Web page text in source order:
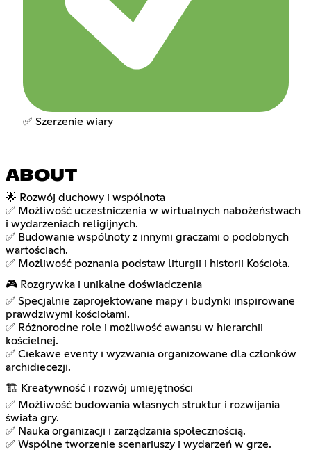
✅ Szerzenie wiary
ABOUT
🌟 Rozwój duchowy i wspólnota
✅ Możliwość uczestniczenia w wirtualnych nabożeństwach
i wydarzeniach religijnych.
✅ Budowanie wspólnoty z innymi graczami o podobnych
wartościach.
✅ Możliwość poznania podstaw liturgii i historii Kościoła.
🎮 Rozgrywka i unikalne doświadczenia
✅ Specjalnie zaprojektowane mapy i budynki inspirowane
prawdziwymi kościołami.
✅ Różnorodne role i możliwość awansu w hierarchii
kościelnej.
✅ Ciekawe eventy i wyzwania organizowane dla członków
archidiecezji.
🏗 Kreatywność i rozwój umiejętności
✅ Możliwość budowania własnych struktur i rozwijania
świata gry.
✅ Nauka organizacji i zarządzania społecznością.
✅ Wspólne tworzenie scenariuszy i wydarzeń w grze.